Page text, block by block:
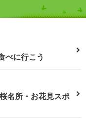
べに行こう
名所・お花見スポ